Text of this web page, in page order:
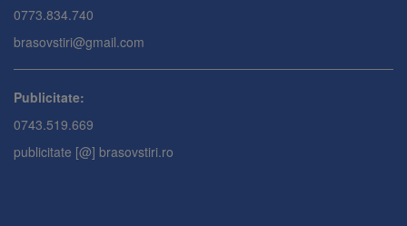
0773.834.740
brasovstiri@gmail.com
Publicitate:
0743.519.669
publicitate [@] brasovstiri.ro